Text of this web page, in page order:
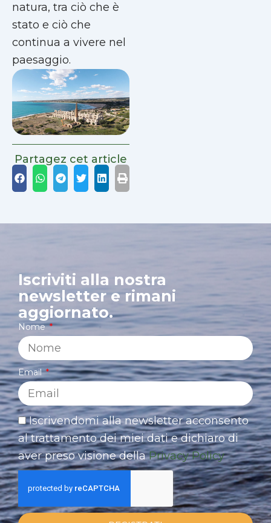
natura, tra ciò che è
stato e ciò che
continua a vivere nel
paesaggio.
Partagez cet article
Iscriviti alla nostra
newsletter e rimani
aggiornato.
Nome
Email
Iscrivendomi alla newsletter acconsento
al trattamento dei miei dati e dichiaro di
aver preso visione dellaPrivacy Policy